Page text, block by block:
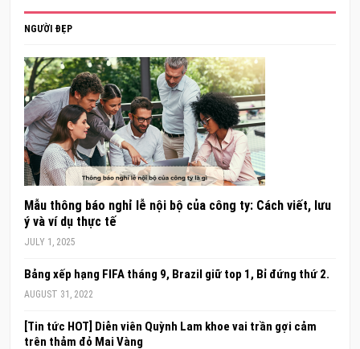
NGƯỜI ĐẸP
Mẫu thông báo nghỉ lễ nội bộ của công ty: Cách viết, lưu
ý và ví dụ thực tế
JULY 1, 2025
Bảng xếp hạng FIFA tháng 9, Brazil giữ top 1, Bỉ đứng thứ 2.
AUGUST 31, 2022
[Tin tức HOT] Diễn viên Quỳnh Lam khoe vai trần gợi cảm
trên thảm đỏ Mai Vàng